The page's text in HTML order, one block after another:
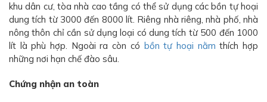
khu dân cư, tòa nhà cao tầng có thể sử dụng các bồn tự hoại
dung tích từ 3000 đến 8000 lít. Riêng nhà riêng, nhà phố, nhà
nông thôn chỉ cần sử dụng loại có dung tích từ 500 đến 1000
lít là phù hợp. Ngoài ra còn có bồn tự hoại nằm thích hợp
những nơi hạn chế đào sâu.
Chứng nhận an toàn